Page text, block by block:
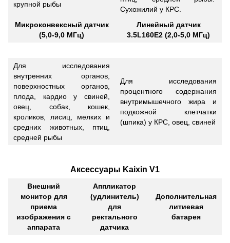
крупной рыбы
Сухожилий у КРС.
Микроконвексный датчик
(5,0-9,0 МГц)
Линейный датчик
3.5L160E2 (2,0-5,0 МГц)
Для исследования
внутренних органов,
поверхностных органов,
плода, кардио у свиней,
овец, собак, кошек,
кроликов, лисиц, мелких и
средних животных, птиц,
средней рыбы
Для исследования
процентного содержания
внутримышечного жира и
подкожной клетчатки
(шпика) у КРС, овец, свиней
Аксессуары Kaixin V1
Внешний
монитор для
приема
изображения с
аппарата
Аппликатор
(удлинитель)
для
ректального
датчика
Дополнительная
литиевая
батарея